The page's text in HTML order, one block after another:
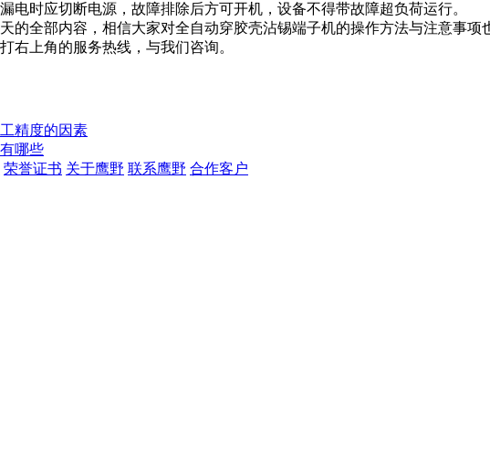
时应切断电源，故障排除后方可开机，设备不得带故障超负荷运行。
全部内容，相信大家对全自动穿胶壳沾锡端子机的操作方法与注意事项
右上角的服务热线，与我们咨询。
精度的因素
哪些
荣誉证书 关于鹰野 联系鹰野 合作客户